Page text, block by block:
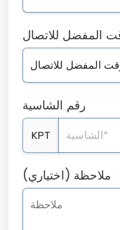
المفضل للاتصال
رقم الشاسية
KPT
ملاحظة (اختياري)